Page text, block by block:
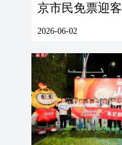
京市民免票迎客
2026-06-02